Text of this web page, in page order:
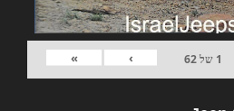
1 של62
›
»